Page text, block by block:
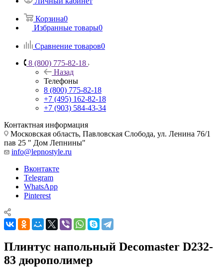
Корзина0
Избранные товары0
Сравнение товаров0
8 (800) 775-82-18
Назад
Телефоны
8 (800) 775-82-18
+7 (495) 162-82-18
+7 (903) 584-43-34
Контактная информация
Московская область, Павловская Слобода, ул. Ленина 76/1
пав 25 " Дом Лепнины"
info@lepnostyle.ru
Вконтакте
Telegram
WhatsApp
Pinterest
Плинтус напольный Decomaster D232-
83 дюрополимер